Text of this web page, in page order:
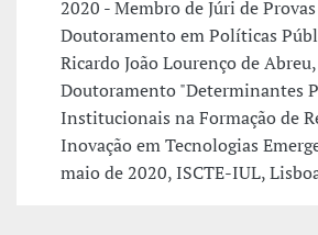
2020 - Membro de Júri de
Doutoramento em Políticas
Ricardo João Lourenço de
Doutoramento "Determinantes
Institucionais na Formação de
Inovação em Tecnologias
maio de 2020, ISCTE-IUL,